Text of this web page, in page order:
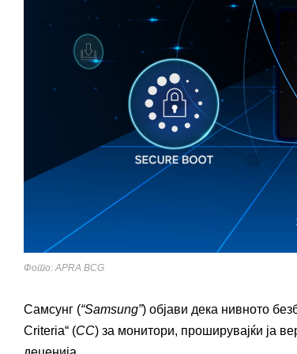
Фото: APRA BCG
Самсунг (“Samsung”) објави дека нивното
Criteria“ (CC) за монитори, проширувајќи ја